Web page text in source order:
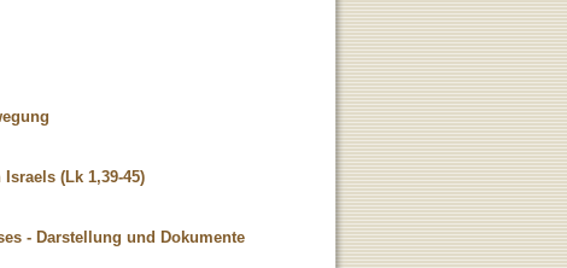
(Lk 1,39-45)
- Darstellung und Dokumente